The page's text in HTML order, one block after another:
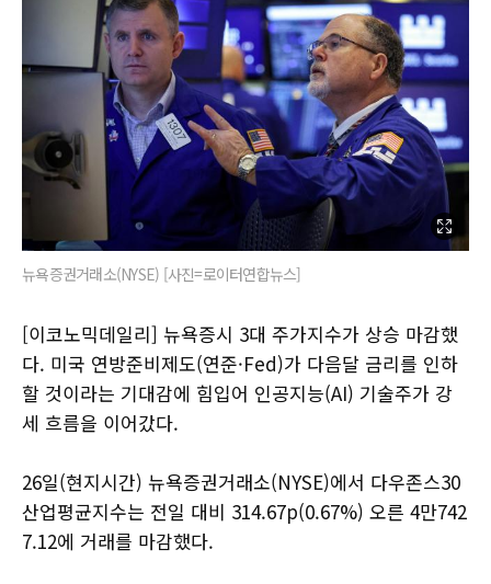
뉴욕증권거래소(NYSE) [사진=로이터연합뉴스]
[이코노믹데일리] 뉴욕증시 3대 주가지수가 상승 마감했
다. 미국 연방준비제도(연준·Fed)가 다음달 금리를 인하
할 것이라는 기대감에 힘입어 인공지능(AI) 기술주가 강
세 흐름을 이어갔다.
26일(현지시간) 뉴욕증권거래소(NYSE)에서 다우존스30
산업평균지수는 전일 대비 314.67p(0.67%) 오른 4만742
7.12에 거래를 마감했다.